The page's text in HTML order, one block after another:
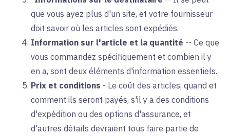
que vous ayez plus d'un site, et votre fournisseur
doit savoir où les articles sont expédiés.
Information sur l'article et la quantité -- Ce que
vous commandez spécifiquement et combien il y
en a, sont deux éléments d'information essentiels.
Prix et conditions - Le coût des articles, quand et
comment ils seront payés, s'il y a des conditions
d'expédition ou des options d'assurance, et
d'autres détails devraient tous faire partie de